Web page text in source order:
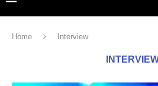
Home Interview